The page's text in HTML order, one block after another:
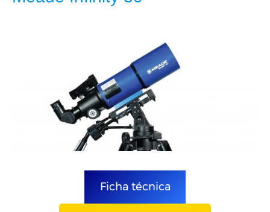
Ficha técnica